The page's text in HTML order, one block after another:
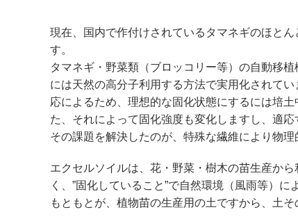
現在、国内で作付けされているタマネギのほと
す。
タマネギ・野菜類（ブロッコリー等）の自動移
には天然の高分子利用する方法で実用化されて
応によるため、理想的な固化状態にするには培
た、それによって固化強度も変化しますし、適
その課題を解決したのが、特殊な繊維により物理
エクセルソイルは、花・野菜・樹木の苗生産か
く、”固化していること”で自然環境（風雨等）
もともとが、植物苗の生産用の土ですから、土そ